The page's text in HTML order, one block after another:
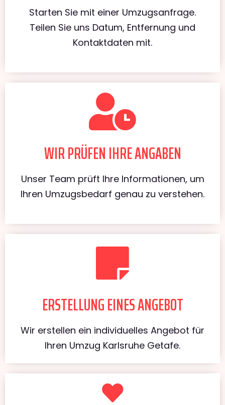
Starten Sie mit einer Umzugsanfrage.
Teilen Sie uns Datum, Entfernung und
Kontaktdaten mit.
WIR PRÜFEN IHRE ANGABEN
Unser Team prüft Ihre Informationen, um
Ihren Umzugsbedarf genau zu verstehen.
ERSTELLUNG EINES ANGEBOT
Wir erstellen ein individuelles Angebot für
Ihren Umzug Karlsruhe Getafe.